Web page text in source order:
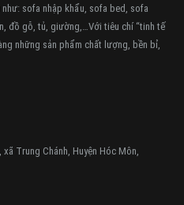
sofa nhập khẩu, sofa bed, sofa
đồ gỗ, tủ, giường,…Với tiêu chí “tinh tế
những sản phẩm chất lượng, bền bỉ,
Trung Chánh, Huyện Hóc Môn,